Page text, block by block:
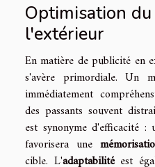
Optimisation
l'extérieur
En matière de publicité en
s'avère primordiale. Un
immédiatement
des passants souvent
est synonyme d'efficacité
favorisera une
cible. L'adaptabilitéest